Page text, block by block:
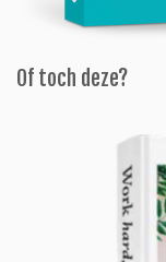
Of toch deze?